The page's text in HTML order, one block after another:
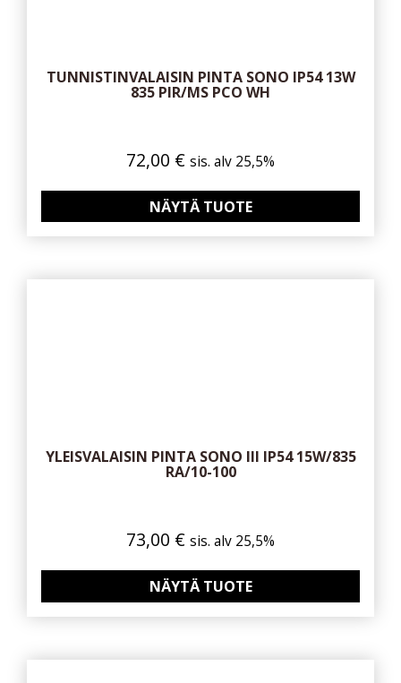
TUNNISTINVALAISIN PINTA SONO IP54 13W
835 PIR/MS PCO WH
72,00 € sis. alv 25,5%
NÄYTÄ TUOTE
YLEISVALAISIN PINTA SONO III IP54 15W/835
RA/10-100
73,00 € sis. alv 25,5%
NÄYTÄ TUOTE